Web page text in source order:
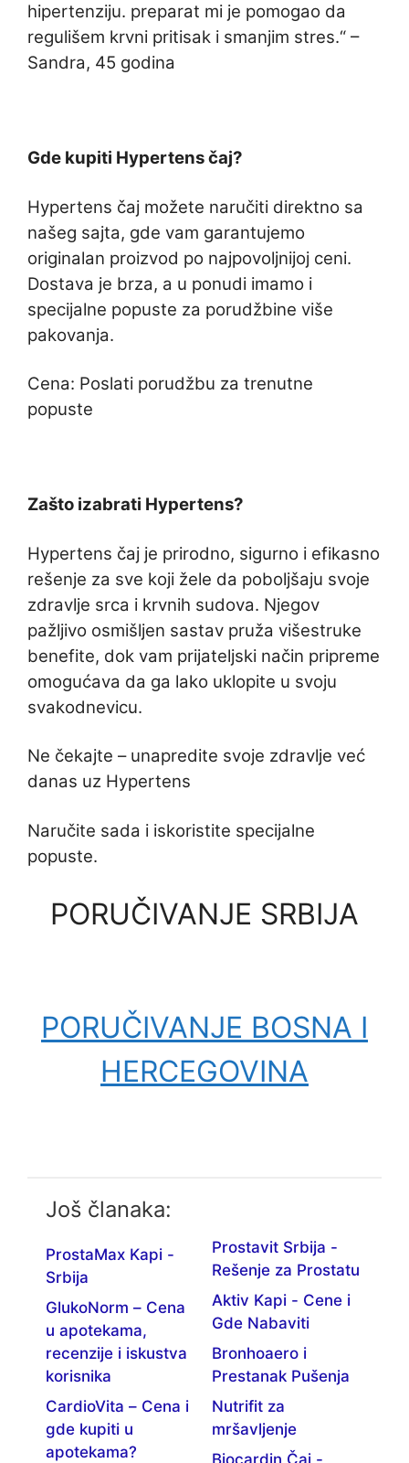
hipertenziju. preparat mi je pomogao da
regulišem krvni pritisak i smanjim stres.“ –
Sandra, 45 godina
Gde kupiti Hypertens čaj?
Hypertens čaj možete naručiti direktno sa
našeg sajta, gde vam garantujemo
originalan proizvod po najpovoljnijoj ceni.
Dostava je brza, a u ponudi imamo i
specijalne popuste za porudžbine više
pakovanja.
Cena: Poslati porudžbu za trenutne
popuste
Zašto izabrati Hypertens?
Hypertens čaj je prirodno, sigurno i efikasno
rešenje za sve koji žele da poboljšaju svoje
zdravlje srca i krvnih sudova. Njegov
pažljivo osmišljen sastav pruža višestruke
benefite, dok vam prijateljski način pripreme
omogućava da ga lako uklopite u svoju
svakodnevicu.
Ne čekajte – unapredite svoje zdravlje već
danas uz Hypertens
Naručite sada i iskoristite specijalne
popuste.
PORUČIVANJE SRBIJA
PORUČIVANJE BOSNA I
HERCEGOVINA
Još članaka:
ProstaMax Kapi -
Srbija
GlukoNorm – Cena
u apotekama,
recenzije i iskustva
korisnika
CardioVita – Cena i
gde kupiti u
apotekama?
Prostavit Srbija -
Rešenje za Prostatu
Aktiv Kapi - Cene i
Gde Nabaviti
Bronhoaero i
Prestanak Pušenja
Nutrifit za
mršavljenje
Biocardin Čaj -